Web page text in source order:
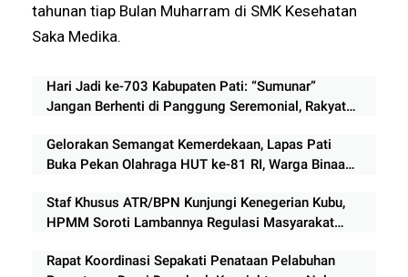
tahunan tiap Bulan Muharram di SMK Kesehatan
Saka Medika.
Hari Jadi ke-703 Kabupaten Pati: “Sumunar”
Jangan Berhenti di Panggung Seremonial, Rakyat
Gelorakan Semangat Kemerdekaan, Lapas Pati
Buka Pekan Olahraga HUT ke-81 RI, Warga Binaan
Staf Khusus ATR/BPN Kunjungi Kenegerian Kubu,
HPMM Soroti Lambannya Regulasi Masyarakat
Rapat Koordinasi Sepakati Penataan Pelabuhan